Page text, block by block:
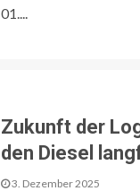
01....
Zukunft der
den Diesel
3. Dezember 2025